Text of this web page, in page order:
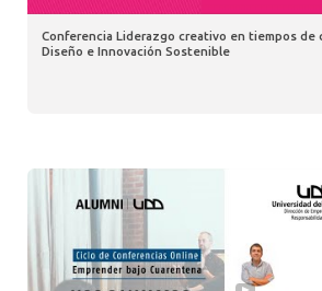
Conferencia Liderazgo creativo en tiempos de
Diseño e Innovación Sostenible